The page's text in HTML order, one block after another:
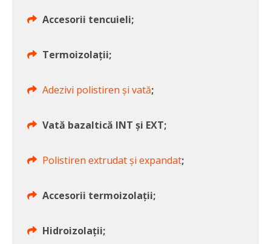
Accesorii tencuieli;
Termoizolații;
Adezivi polistiren și vată;
Vată bazaltică INT și EXT;
Polistiren extrudat și expandat;
Accesorii termoizolații;
Hidroizolații;